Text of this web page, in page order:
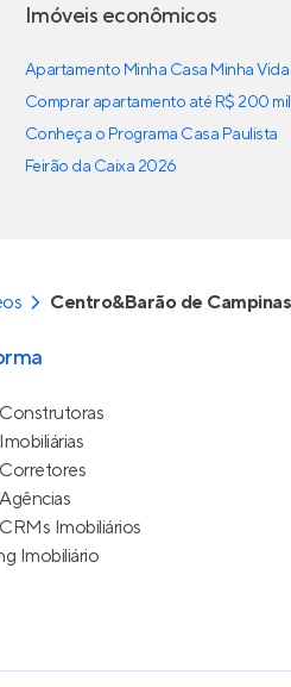
Imóveis econômicos
Apartamento Minha Casa Minha Vida
Comprar apartamento até R$ 200 mil
Conheça o Programa Casa Paulista
Feirão da Caixa 2026
Centro&Barão de Campinas
Imobiliários
Imobiliário